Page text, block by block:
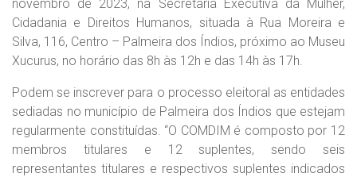
novembro de 2023, na Secretaria Executiva da Mulher,
Cidadania e Direitos Humanos, situada à Rua Moreira e
Silva, 116, Centro – Palmeira dos Índios, próximo ao Museu
Xucurus, no horário das 8h às 12h e das 14h às 17h.
Podem se inscrever para o processo eleitoral as entidades
sediadas no município de Palmeira dos Índios que estejam
regularmente constituídas. “O COMDIM é composto por 12
membros titulares e 12 suplentes, sendo seis
representantes titulares e respectivos suplentes indicados